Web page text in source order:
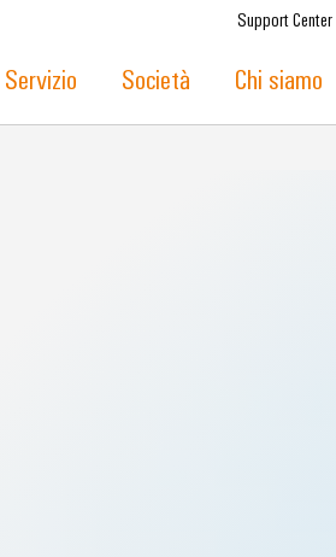
Support Center
Servizio Società Chi siamo